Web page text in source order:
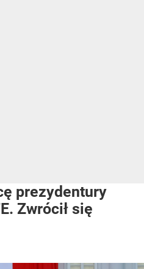
prezydentury
Zwrócił się